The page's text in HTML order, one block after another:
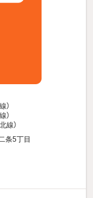
）
）
線）
条5丁目